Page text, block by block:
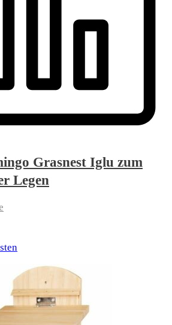
Grasnest Iglu zum
Legen